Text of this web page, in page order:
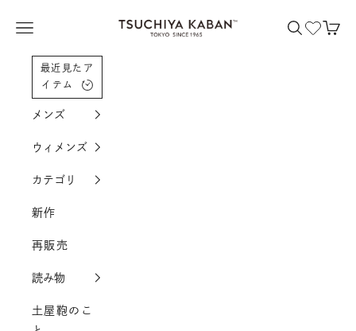
土屋鞄製造所
メニューを開く 検索を開く
カー
最近見たア
イテム
メンズ
ウィメンズ
カテゴリ
新作
再販売
読み物
土屋鞄のこ